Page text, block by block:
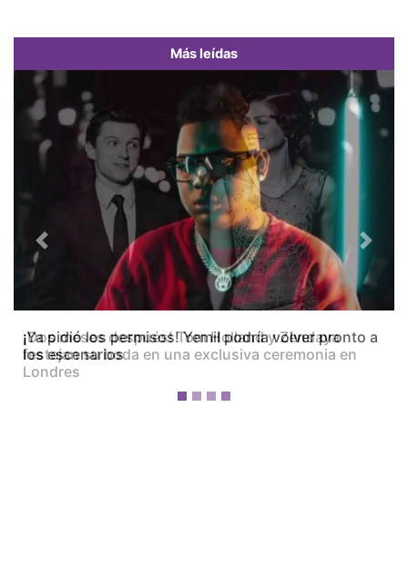
Más leídas
¡Dos meses después! Tom Holland y Zendaya
festejan su boda en una exclusiva ceremonia en
Londres
Previous Next